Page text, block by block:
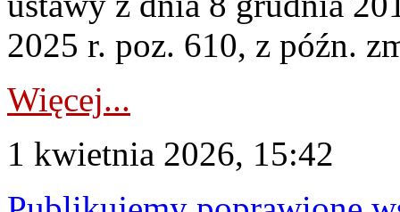
2025 r. poz. 610, z późn.
Więcej...
1 kwietnia 2026, 15:42